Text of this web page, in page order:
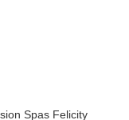
Spas Felicity